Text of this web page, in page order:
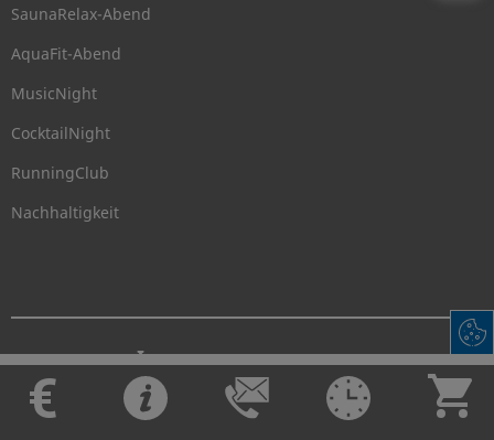
SaunaRelax-Abend
AquaFit-Abend
MusicNight
CocktailNight
RunningClub
Nachhaltigkeit
KissSalis
Impressum
Barrierefreiheitserklärung